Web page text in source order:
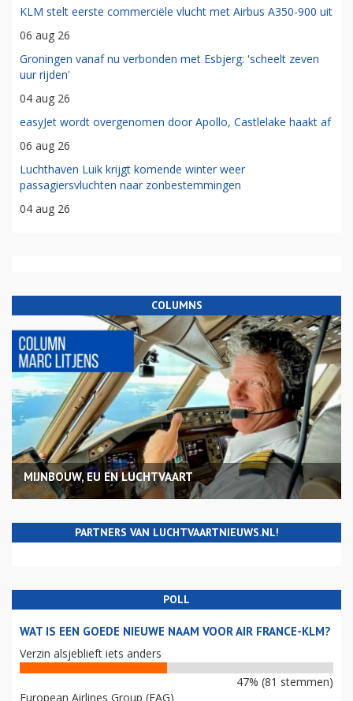
KLM stelt eerste commerciële vlucht met Airbus A350-900 uit
06 aug 26
Groningen vanaf nu verbonden met Esbjerg: 'scheelt zeven
uur rijden'
04 aug 26
easyJet wordt overgenomen door Apollo, Castlelake haakt af
06 aug 26
Luchthaven Luik krijgt komende winter weer
passagiersvluchten naar zonbestemmingen
04 aug 26
COLUMNS
MIJNBOUW, EU EN LUCHTVAART
PARTNERS VAN LUCHTVAARTNIEUWS.NL!
POLL
WAT IS EEN GOEDE NIEUWE NAAM VOOR AIR FRANCE-KLM?
Verzin alsjeblieft iets anders
47% (81 stemmen)
European Airlines Group (EAG)